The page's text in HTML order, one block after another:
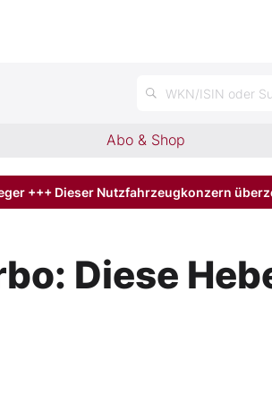
WKN/ISIN oder
Abo & Shop
+++ Dieser Nutzfahrzeugkonzern
Diese